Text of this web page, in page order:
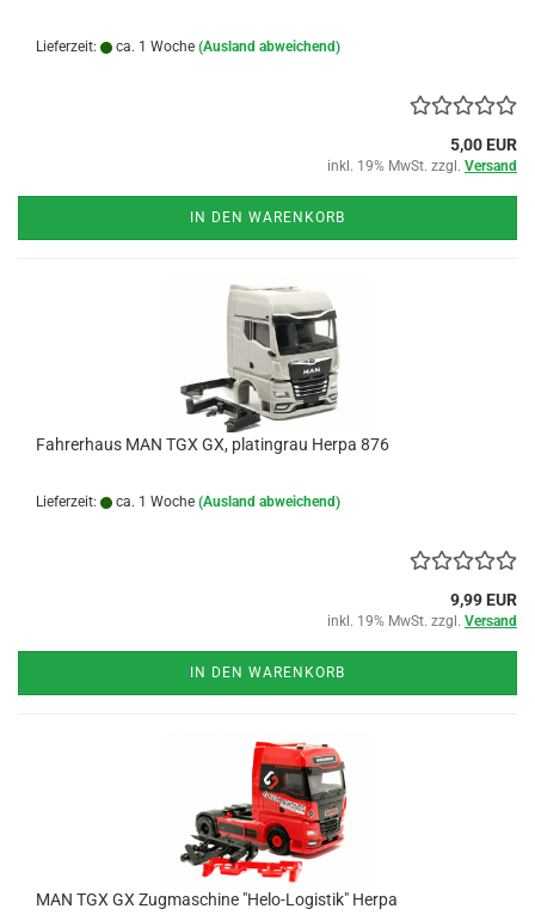
Lieferzeit: ca. 1 Woche (Ausland abweichend)
5,00 EUR
inkl. 19% MwSt. zzgl. Versand
IN DEN WARENKORB
Fahrerhaus MAN TGX GX, platingrau Herpa 876
Lieferzeit: ca. 1 Woche (Ausland abweichend)
9,99 EUR
inkl. 19% MwSt. zzgl. Versand
IN DEN WARENKORB
MAN TGX GX Zugmaschine "Helo-Logistik" Herpa